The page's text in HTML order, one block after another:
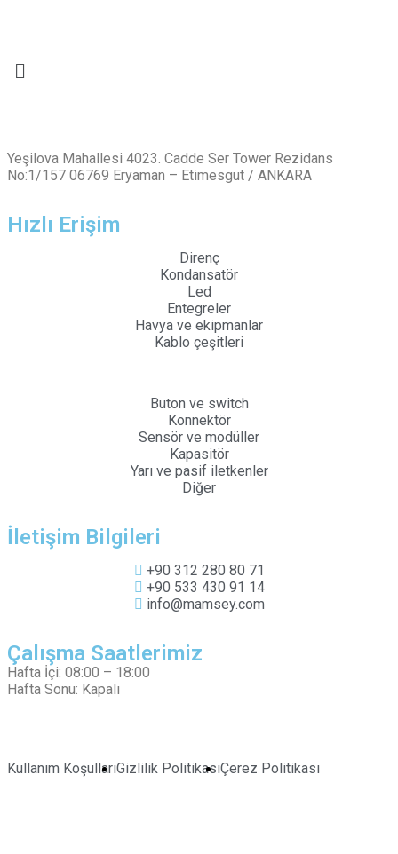
Yeşilova Mahallesi 4023. Cadde Ser Tower Rezidans
No:1/157 06769 Eryaman – Etimesgut / ANKARA
Hızlı Erişim
Direnç
Kondansatör
Led
Entegreler
Havya ve ekipmanlar
Kablo çeşitleri
Buton ve switch
Konnektör
Sensör ve modüller
Kapasitör
Yarı ve pasif iletkenler
Diğer
İletişim Bilgileri
+90 312 280 80 71
+90 533 430 91 14
info@mamsey.com
Çalışma Saatlerimiz
Hafta İçi: 08:00 – 18:00
Hafta Sonu: Kapalı
Kullanım KoşullarıGizlilik PolitikasıÇerez Politikası